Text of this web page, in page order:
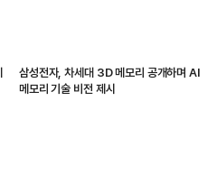
삼성전자, 차세대 3D 메모리 공개하며 AI
메모리 기술 비전 제시